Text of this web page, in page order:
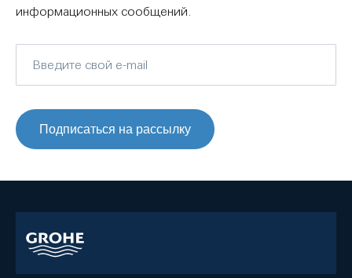
информационных сообщений.
Подписаться на рассылку